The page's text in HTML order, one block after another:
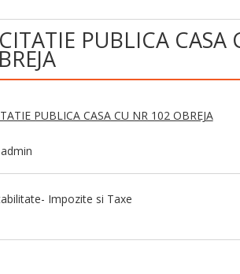
PUBLICA CASA
PUBLICA CASA CU NR 102 OBREJA
admin
Impozite si Taxe